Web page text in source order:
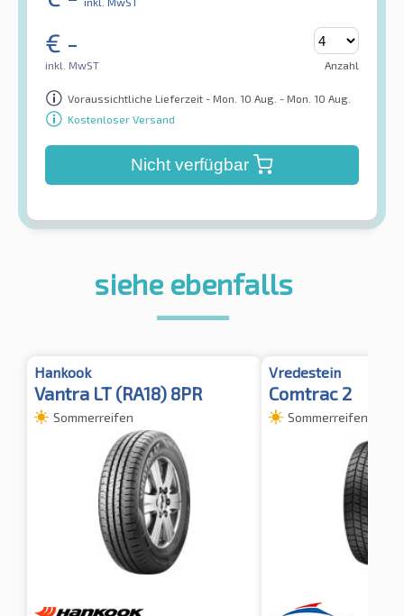
€ -
inkl. MwST Anzahl
Voraussichtliche Lieferzeit - Mon. 10 Aug. - Mon. 10 Aug.
Kostenloser Versand
Nicht verfügbar
siehe ebenfalls
Hankook
Vantra LT (RA18) 8PR
Sommerreifen
Vredestein
Comtrac 2
Sommerreifen